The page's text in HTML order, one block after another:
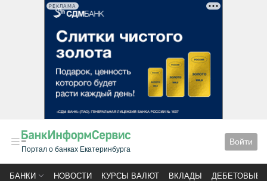
РЕКЛАМА
Портал о банках Екатеринбурга
Войти
БАНКИ НОВОСТИ КУРСЫ ВАЛЮТ ВКЛАДЫ ДЕБЕТОВЫЕ